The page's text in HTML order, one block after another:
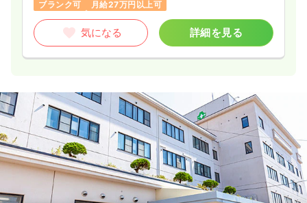
ブランク可
月給27万円以上可
気になる 詳細を見る